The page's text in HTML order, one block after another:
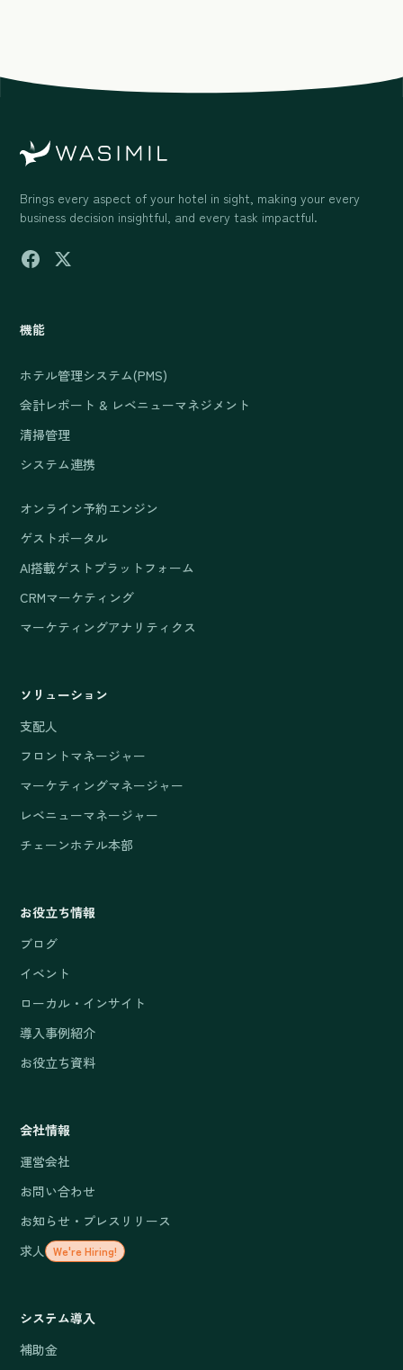
Brings every aspect of your hotel in sight, making your every
business decision insightful, and every task impactful.
機能
ホテル管理システム(PMS)
会計レポート & レベニューマネジメント
清掃管理
システム連携
オンライン予約エンジン
ゲストポータル
AI搭載ゲストプラットフォーム
CRMマーケティング
マーケティングアナリティクス
ソリューション
支配人
フロントマネージャー
マーケティングマネージャー
レベニューマネージャー
チェーンホテル本部
お役立ち情報
ブログ
イベント
ローカル・インサイト
導入事例紹介
お役立ち資料
会社情報
運営会社
お問い合わせ
お知らせ・プレスリリース
求人 We're Hiring!
システム導入
補助金